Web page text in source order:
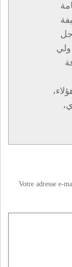
ولي
Votre adresse e-